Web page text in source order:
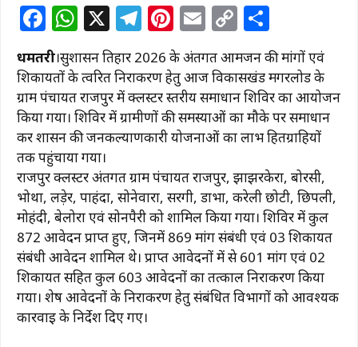
F
a
c
e
b
o
o
k
W
at
s
A
p
p
X T
el
e
g
ra
m
Pi
n
te
re
st
E
ai
l
C
p
y
Li
n
k
h
ar
e
धमतरी।सुशासन तिहार 2026 के अंतर्गत आमजन की मांगों एवं
शिकायतों के त्वरित निराकरण हेतु आज विकासखंड मगरलोड के
ग्राम पंचायत राजपुर में क्लस्टर स्तरीय समाधान शिविर का आयोजन
किया गया। शिविर में ग्रामीणों की समस्याओं का मौके पर समाधान
कर शासन की जनकल्याणकारी योजनाओं का लाभ हितग्राहियों
तक पहुंचाया गया।
राजपुर क्लस्टर अंतर्गत ग्राम पंचायत राजपुर, झाझरकेरा, बोरसी,
भोथा, लड़ेर, पाहंदा, सोनेवारा, सरगी, डाभा, करेली छोटी, छिपली,
मोहंदी, बेलोरा एवं सोनपैरी को शामिल किया गया। शिविर में कुल
872 आवेदन प्राप्त हुए, जिनमें 869 मांग संबंधी एवं 03 शिकायत
संबंधी आवेदन शामिल थे। प्राप्त आवेदनों में से 601 मांग एवं 02
शिकायत सहित कुल 603 आवेदनों का तत्काल निराकरण किया
गया। शेष आवेदनों के निराकरण हेतु संबंधित विभागों को आवश्यक
कार्रवाई के निर्देश दिए गए।